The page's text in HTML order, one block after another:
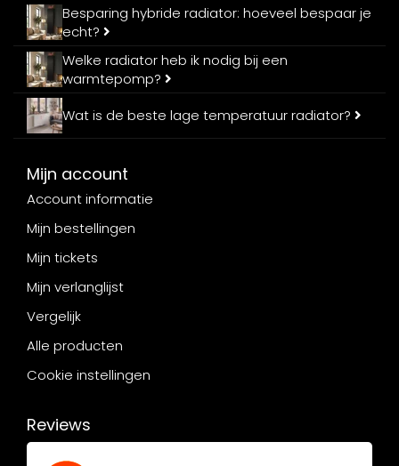
Besparing hybride radiator: hoeveel bespaar je
echt?
Welke radiator heb ik nodig bij een
warmtepomp?
Wat is de beste lage temperatuur radiator?
Mijn account
Account informatie
Mijn bestellingen
Mijn tickets
Mijn verlanglijst
Vergelijk
Alle producten
Cookie instellingen
Reviews